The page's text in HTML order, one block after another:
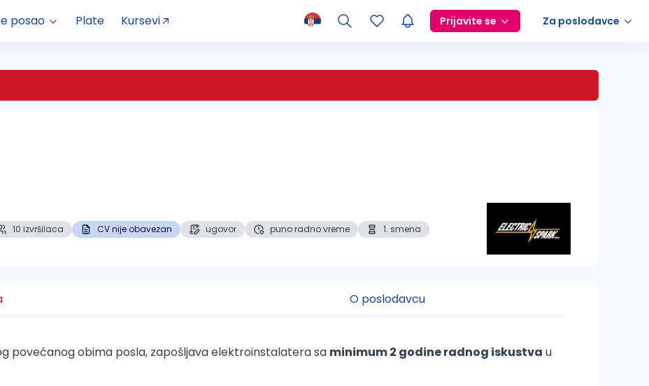
posao Plate Kursevi Prijavite se Za poslodavce
10 izvršilaca CV nije obavezan ugovor puno radno vreme
1. smena
O poslodavcu
povećanog obima posla, zapošljava elektroinstalatera sa minimum 2 godine radnog iskustva u